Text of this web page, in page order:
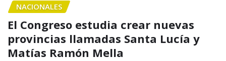
NACIONALES
El Congreso estudia crear nuevas
provincias llamadas Santa Lucía y
Matías Ramón Mella